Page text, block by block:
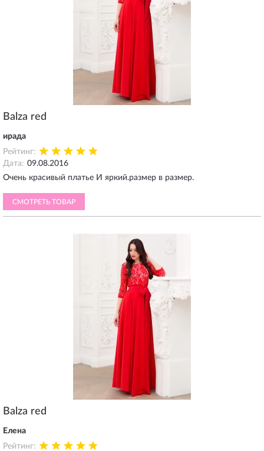
Balza red
ирада
Рейтинг:
Дата: 09.08.2016
Очень красивый платье И яркий.размер в размер.
СМОТРЕТЬ ТОВАР
Balza red
Елена
Рейтинг: